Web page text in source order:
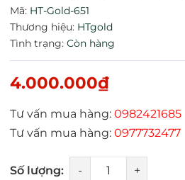
Mã: HT-Gold-651
Thương hiệu: HTgold
Tình trạng: Còn hàng
4.000.000₫
Tư vấn mua hàng: 0982421685
Tư vấn mua hàng: 0977732477
Số lượng: - +
Điều kiện: